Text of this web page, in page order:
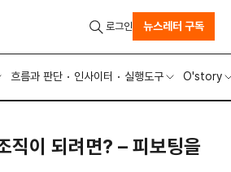
흐름과 판단 인사이터 실행도구 O'story
로그인 뉴스레터 구독
직이 되려면? – 피보팅을